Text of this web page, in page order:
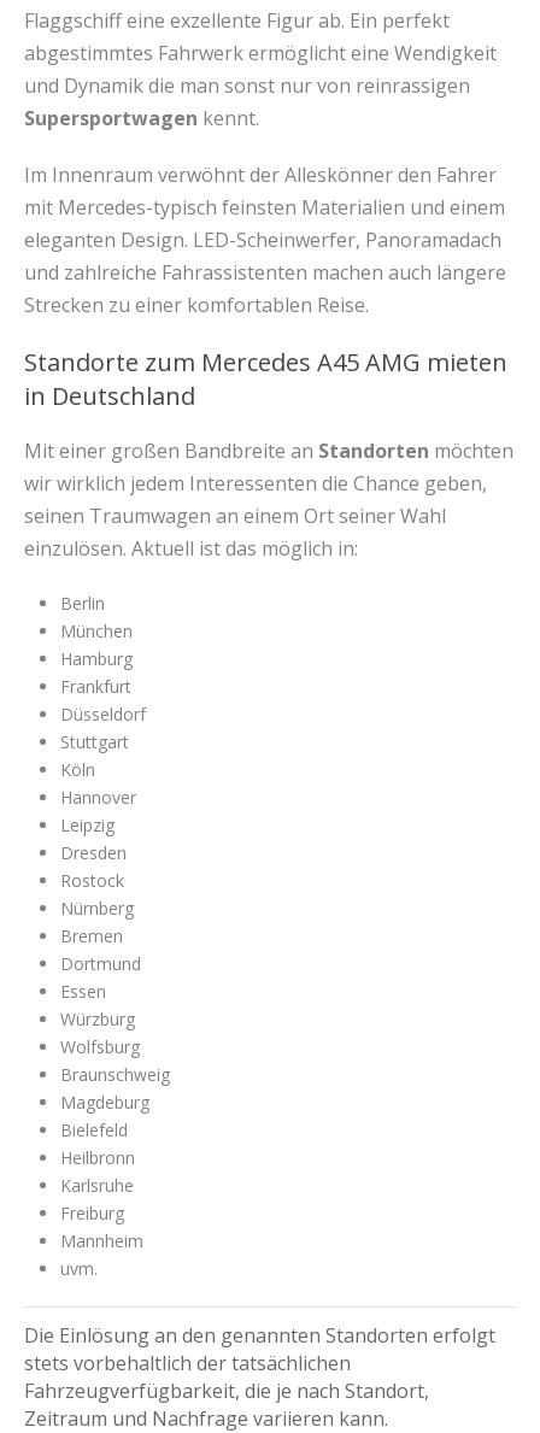
Flaggschiff eine exzellente Figur ab. Ein perfekt
abgestimmtes Fahrwerk ermöglicht eine Wendigkeit
und Dynamik die man sonst nur von reinrassigen
Supersportwagen kennt.
Im Innenraum verwöhnt der Alleskönner den Fahrer
mit Mercedes-typisch feinsten Materialien und einem
eleganten Design. LED-Scheinwerfer, Panoramadach
und zahlreiche Fahrassistenten machen auch längere
Strecken zu einer komfortablen Reise.
Standorte zum Mercedes A45 AMG mieten
in Deutschland
Mit einer großen Bandbreite an Standorten möchten
wir wirklich jedem Interessenten die Chance geben,
seinen Traumwagen an einem Ort seiner Wahl
einzulösen. Aktuell ist das möglich in:
Berlin
München
Hamburg
Frankfurt
Düsseldorf
Stuttgart
Köln
Hannover
Leipzig
Dresden
Rostock
Nürnberg
Bremen
Dortmund
Essen
Würzburg
Wolfsburg
Braunschweig
Magdeburg
Bielefeld
Heilbronn
Karlsruhe
Freiburg
Mannheim
uvm.
Die Einlösung an den genannten Standorten erfolgt
stets vorbehaltlich der tatsächlichen
Fahrzeugverfügbarkeit, die je nach Standort,
Zeitraum und Nachfrage variieren kann.